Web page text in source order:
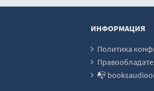
ИНФОРМАЦИЯ
Политика
📭